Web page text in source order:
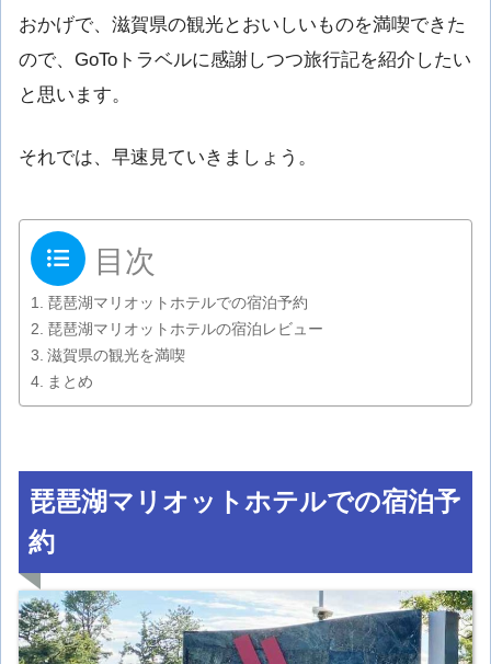
おかげで、滋賀県の観光とおいしいものを満喫できた
ので、GoToトラベルに感謝しつつ旅行記を紹介したい
と思います。
それでは、早速見ていきましょう。
目次
琵琶湖マリオットホテルでの宿泊予約
琵琶湖マリオットホテルの宿泊レビュー
滋賀県の観光を満喫
まとめ
琵琶湖マリオットホテルでの宿泊予
約